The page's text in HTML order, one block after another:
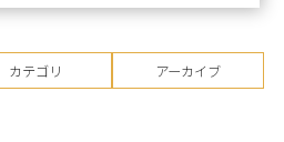
カテゴリ アーカイブ